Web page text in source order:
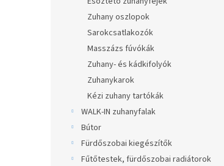
Zuhany oszlopok
Sarokcsatlakozók
Masszázs fúvókák
Zuhany- és kádkifolyók
Zuhanykarok
Kézi zuhany tartókák
WALK-IN zuhanyfalak
Bútor
Fürdőszobai kiegészítők
Fűtőtestek, fürdőszobai radiátorok